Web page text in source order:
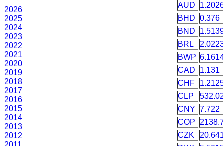
2026
2025
2024
2023
2022
2021
2020
2019
2018
2017
2016
2015
2014
2013
2012
2011
AUD
BHD
0.376
BND
BRL
BWP
CAD
1.131
CHF
CLP
CNY
7.722
COP
CZK